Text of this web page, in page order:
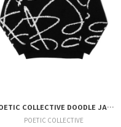
POETIC COLLECTIVE DOODLE JAQUUARD KNIT
POETIC COLLECTIVE